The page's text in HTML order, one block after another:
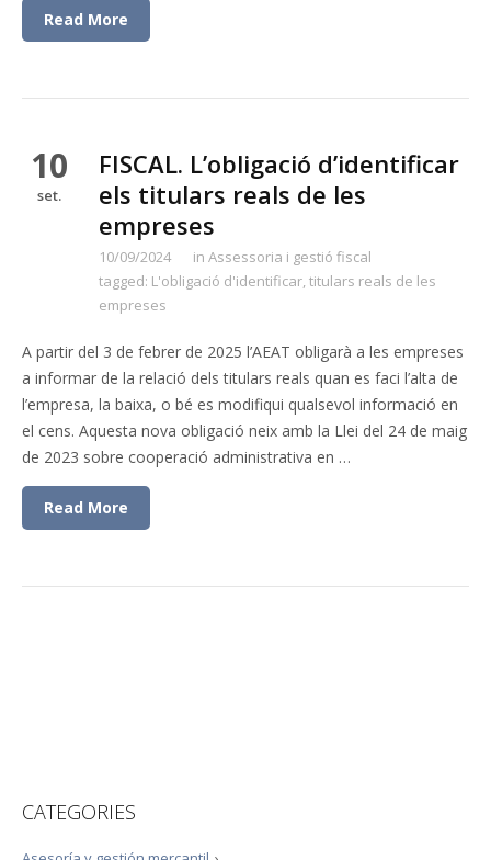
Read More
10
set.
FISCAL. L’obligació d’identificar
els titulars reals de les
empreses
10/09/2024 in Assessoria i gestió fiscal
tagged: L'obligació d'identificar,titulars reals de les
empreses
A partir del 3 de febrer de 2025 l’AEAT obligarà a les empreses
a informar de la relació dels titulars reals quan es faci l’alta de
l’empresa, la baixa, o bé es modifiqui qualsevol informació en
el cens. Aquesta nova obligació neix amb la Llei del 24 de maig
de 2023 sobre cooperació administrativa en …
Read More
CATEGORIES